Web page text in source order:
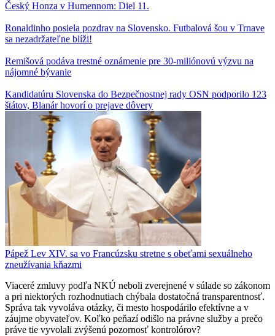
Český Honza v Humennom: Diel 11.
Ronaldinho posiela pozdrav na Slovensko. Futbalová šou v Trnave
sa nezadržateľne blíži!
Remišová podáva trestné oznámenie pre 30-miliónovú výzvu na
nájomné bývanie
Kandidatúru Slovenska do Bezpečnostnej rady OSN podporilo 123
štátov, Blanár hovorí o prejave dôvery
Pápež Lev XIV. sa vo Francúzsku stretne s obeťami sexuálneho
zneužívania kňazmi
Viaceré zmluvy podľa NKÚ neboli zverejnené v súlade so zákonom
a pri niektorých rozhodnutiach chýbala dostatočná transparentnosť.
Správa tak vyvoláva otázky, či mesto hospodárilo efektívne a v
záujme obyvateľov. Koľko peňazí odišlo na právne služby a prečo
práve tie vyvolali zvýšenú pozornosť kontrolórov?